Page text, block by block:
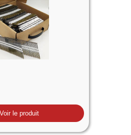
Voir le produit